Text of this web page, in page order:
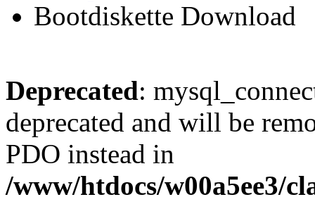
Bootdiskette Download
Deprecated:
deprecated and will be
PDO instead in
/www/htdocs/w00a5ee3/